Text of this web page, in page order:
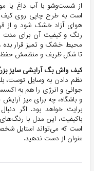
از شست‌وشو با آب داغ یا
است به طرح چاپی روی کیف
هوای آزاد خشک شود و از
رنگ و کیفیت آن برای مدت
محیط خشک و تمیز قرار بده
تا شکل ظریف و منظمش
کیف واش بگ آرایشی سایز
نظم دادن به وسایل
جوانی و انرژی را هم به
و باشگاه، چه برای میز
برایت خواهد بود. اگر
باکیفیت، این مدل با
است که می‌تواند استایل
عنوان از دست ندهید.